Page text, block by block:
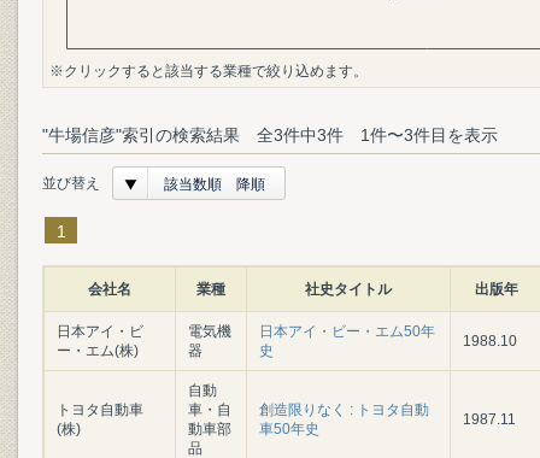
※クリックすると該当する業種で絞り込めます。
"牛場信彦"索引の検索結果 全3件中3件 1件〜3件目を表示
並び替え 該当数順 降順
1
会社名 業種 社史タイトル 出版年
日本アイ・ビ
ー・エム(株)
電気機
器
日本アイ・ビー・エム50年
史
1988.10
トヨタ自動車
(株)
自動
車・自
動車部
品
創造限りなく : トヨタ自動
車50年史
1987.11